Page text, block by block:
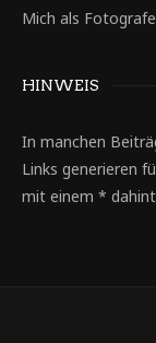
Mich als
HINWEIS
In manchen
Links generieren
mit einem *